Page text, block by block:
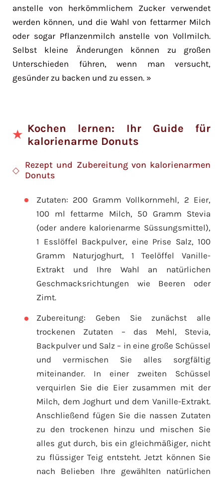
anstelle von herkömmlichem Zucker verwendet
werden können, und die Wahl von fettarmer Milch
oder sogar Pflanzenmilch anstelle von Vollmilch.
Selbst kleine Änderungen können zu großen
Unterschieden führen, wenn man versucht,
gesünder zu backen und zu essen. »
Kochen lernen: Ihr Guide für
kalorienarme Donuts
Rezept und Zubereitung von kalorienarmen
Donuts
Zutaten: 200 Gramm Vollkornmehl, 2 Eier,
100 ml fettarme Milch, 50 Gramm Stevia
(oder andere kalorienarme Süssungsmittel),
1 Esslöffel Backpulver, eine Prise Salz, 100
Gramm Naturjoghurt, 1 Teelöffel Vanille-
Extrakt und Ihre Wahl an natürlichen
Geschmacksrichtungen wie Beeren oder
Zimt.
Zubereitung: Geben Sie zunächst alle
trockenen Zutaten – das Mehl, Stevia,
Backpulver und Salz – in eine große Schüssel
und vermischen Sie alles sorgfältig
miteinander. In einer zweiten Schüssel
verquirlen Sie die Eier zusammen mit der
Milch, dem Joghurt und dem Vanille-Extrakt.
Anschließend fügen Sie die nassen Zutaten
zu den trockenen hinzu und mischen Sie
alles gut durch, bis ein gleichmäßiger, nicht
zu flüssiger Teig entsteht. Jetzt können Sie
nach Belieben Ihre gewählten natürlichen